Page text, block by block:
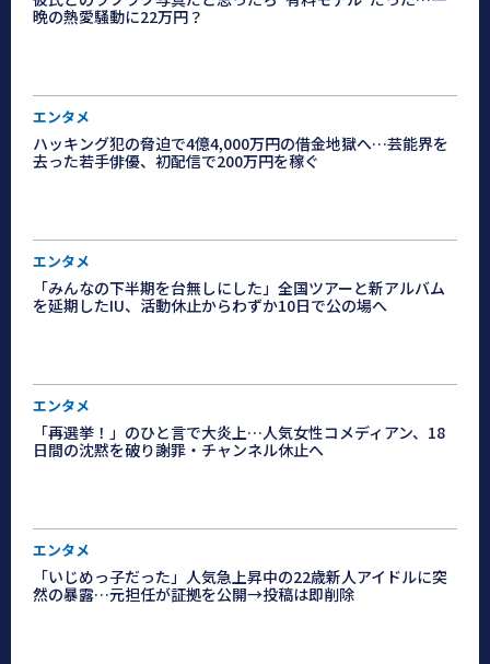
晩の熱愛騒動に22万円？
エンタメ
ハッキング犯の脅迫で4億4,000万円の借金地獄へ…芸能界を
去った若手俳優、初配信で200万円を稼ぐ
エンタメ
「みんなの下半期を台無しにした」全国ツアーと新アルバム
を延期したIU、活動休止からわずか10日で公の場へ
エンタメ
「再選挙！」のひと言で大炎上…人気女性コメディアン、18
日間の沈黙を破り謝罪・チャンネル休止へ
エンタメ
「いじめっ子だった」人気急上昇中の22歳新人アイドルに突
然の暴露…元担任が証拠を公開→投稿は即削除